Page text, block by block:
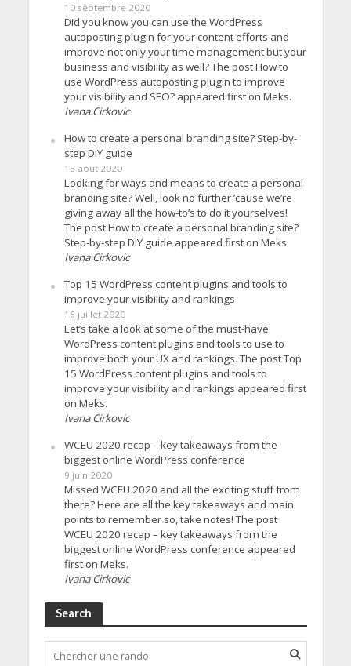
10 septembre 2020
Did you know you can use the WordPress
autoposting plugin for your content efforts and
improve not only your time management but your
business and visibility as well? The post How to
use WordPress autoposting plugin to improve
your visibility and SEO? appeared first on Meks.
Ivana Cirkovic
How to create a personal branding site? Step-by-
step DIY guide
15 août 2020
Looking for ways and means to create a personal
branding site? Well, look no further ’cause we’re
giving away all the how-to’s to do it yourselves!
The post How to create a personal branding site?
Step-by-step DIY guide appeared first on Meks.
Ivana Cirkovic
Top 15 WordPress content plugins and tools to
improve your visibility and rankings
16 juillet 2020
Let’s take a look at some of the must-have
WordPress content plugins and tools to use to
improve both your UX and rankings. The post Top
15 WordPress content plugins and tools to
improve your visibility and rankings appeared first
on Meks.
Ivana Cirkovic
WCEU 2020 recap – key takeaways from the
biggest online WordPress conference
9 juin 2020
Missed WCEU 2020 and all the exciting stuff from
there? Here are all the key takeaways and main
points to remember so, take notes! The post
WCEU 2020 recap – key takeaways from the
biggest online WordPress conference appeared
first on Meks.
Ivana Cirkovic
Search